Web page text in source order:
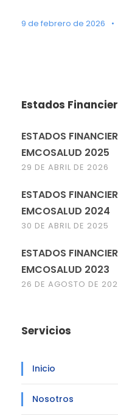
9 de febrero de 2026 •
Estados
ESTADOS
EMCOSALUD 2025
29 DE ABRIL DE 2026
ESTADOS
EMCOSALUD 2024
30 DE ABRIL DE 2025
ESTADOS
EMCOSALUD 2023
26 DE AGOSTO DE
Servicios
Inicio
Nosotros